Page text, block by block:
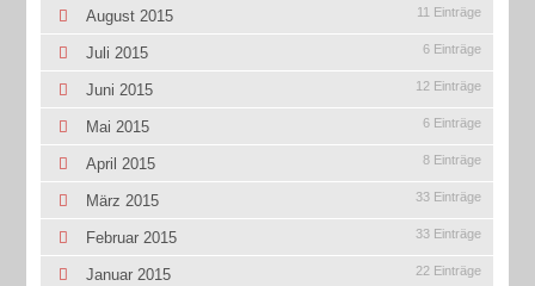
August 2015 11 Einträge
Juli 2015 6 Einträge
Juni 2015 12 Einträge
Mai 2015 6 Einträge
April 2015 8 Einträge
März 2015 33 Einträge
Februar 2015 33 Einträge
Januar 2015 22 Einträge